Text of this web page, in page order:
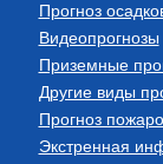
Прогноз
Видеопрогнозы
Приземные
Другие виды
Прогноз
Экстренная